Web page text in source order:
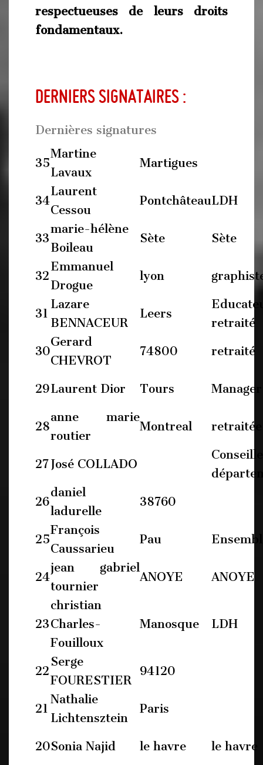
respectueuses de leurs droits
fondamentaux.
Derniers signataires :
Dernières signatures
35
Martine
Lavaux
Martigues
34
Laurent
Cessou
PontchâteauLDH
33
marie-hélène
Boileau
Sète Sète
32
Emmanuel
Drogue
lyon
31
Lazare
BENNACEUR
Leers
retraité
30
Gerard
CHEVROT
74800 retraité
29Laurent Dior Tours Manager
28
anne marie
routier
Montreal retraitée
27José COLLADO
26
daniel
ladurelle
38760
25
François
Caussarieu
Pau
24
jean gabriel
tournier
ANOYE ANOYE
23
christian
Charles-
Fouilloux
Manosque LDH
22
Serge
FOURESTIER
94120
21
Nathalie
Lichtensztein
Paris
20Sonia Najid le havre le havre